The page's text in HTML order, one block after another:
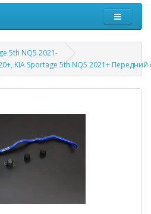
5th NQ5 2021-
KIA Sportage 5th NQ5 2021+